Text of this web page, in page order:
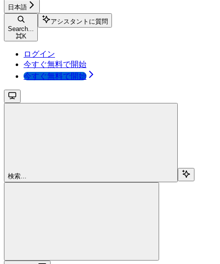
日本語
Search...
⌘K
アシスタントに質問
ログイン
今すぐ無料で開始
今すぐ無料で開始
検索...